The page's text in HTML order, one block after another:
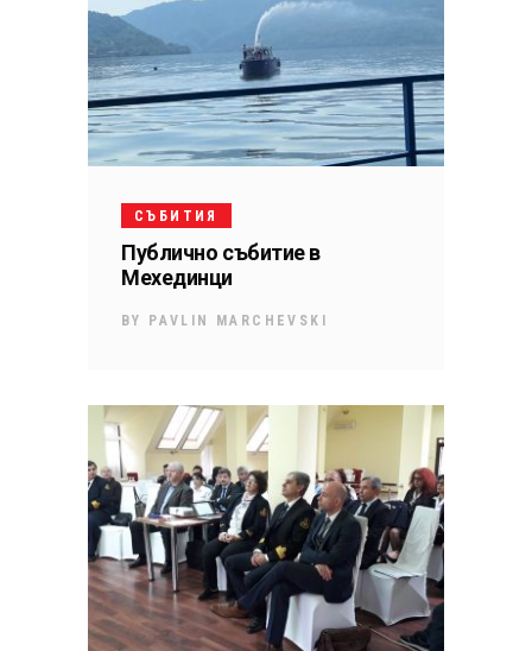
СЪБИТИЯ
Публично събитие в
Мехединци
BY PAVLIN MARCHEVSKI